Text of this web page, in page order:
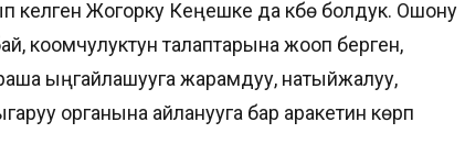
келген Жогорку Кеңешке да күбө болдук. Ошону
коомчулуктун талаптарына жооп берген,
ыңгайлашууга жарамдуу, натыйжалуу,
органына айланууга бар аракетин көрүп